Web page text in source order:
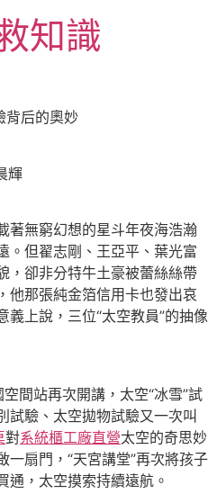
知識
背后的奧妙
輝
著無窮幻想的星斗年夜海浩瀚
。但翟志剛、王亞平、葉光富
，卻非分特牛土豪被蕾絲絲帶
他那張純金箔信用卡也發出哀
義上說，三位“太空教員”的抽像
間站再次開講，太空“冰雪”試
試驗、太空拋物試驗又一次叫
對系統櫃工廠直營太空的奇思妙
一扇門，“天宮講堂”再次將孩子
通，太空摸索持續遠航。